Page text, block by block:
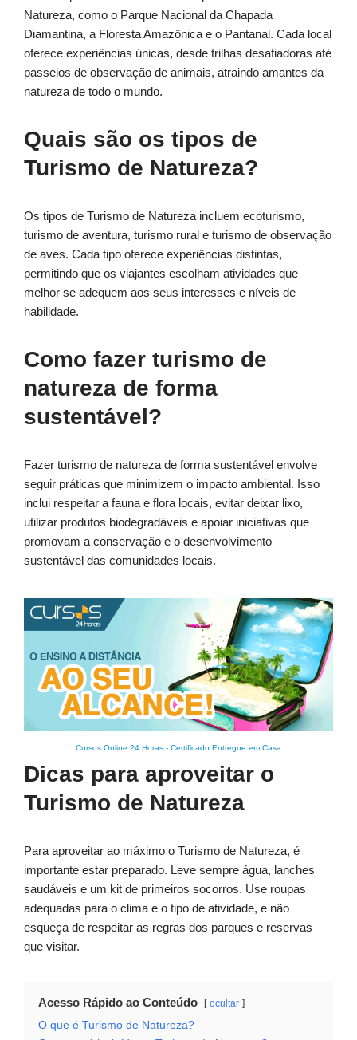
Natureza, como o Parque Nacional da Chapada
Diamantina, a Floresta Amazônica e o Pantanal. Cada local
oferece experiências únicas, desde trilhas desafiadoras até
passeios de observação de animais, atraindo amantes da
natureza de todo o mundo.
Quais são os tipos de
Turismo de Natureza?
Os tipos de Turismo de Natureza incluem ecoturismo,
turismo de aventura, turismo rural e turismo de observação
de aves. Cada tipo oferece experiências distintas,
permitindo que os viajantes escolham atividades que
melhor se adequem aos seus interesses e níveis de
habilidade.
Como fazer turismo de
natureza de forma
sustentável?
Fazer turismo de natureza de forma sustentável envolve
seguir práticas que minimizem o impacto ambiental. Isso
inclui respeitar a fauna e flora locais, evitar deixar lixo,
utilizar produtos biodegradáveis e apoiar iniciativas que
promovam a conservação e o desenvolvimento
sustentável das comunidades locais.
Cursos Online 24 Horas - Certificado Entregue em Casa
Dicas para aproveitar o
Turismo de Natureza
Para aproveitar ao máximo o Turismo de Natureza, é
importante estar preparado. Leve sempre água, lanches
saudáveis e um kit de primeiros socorros. Use roupas
adequadas para o clima e o tipo de atividade, e não
esqueça de respeitar as regras dos parques e reservas
que visitar.
Acesso Rápido ao Conteúdo ocultar
O que é Turismo de Natureza?